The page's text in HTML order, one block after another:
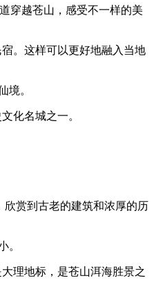
穿越苍山，感受不一样的美
。这样可以更好地融入当地
境。
化名城之一。
赏到古老的建筑和浓厚的历
。
理地标，是苍山洱海胜景之